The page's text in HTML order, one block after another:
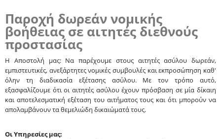
Παροχή δωρεάν νομικής
βοήθειας σε αιτητές διεθνούς
προστασίας
Η Αποστολή μας: Να παρέχουμε στους αιτητές ασύλου δωρεάν,
εμπιστευτικές, ανεξάρτητες νομικές συμβουλές και εκπροσώπηση καθ'
όλην τη διαδικασία εξέτασης ασύλου. Με τον τρόπο αυτό,
εξασφαλίζουμε ότι οι αιτητές ασύλου έχουν πρόσβαση σε μία δίκαιη
και αποτελεσματική εξέταση του αιτήματος τους και ότι μπορούν να
απολαμβάνουν τα θεμελιώδη δικαιώματά τους.
Οι Υπηρεσίες μας: